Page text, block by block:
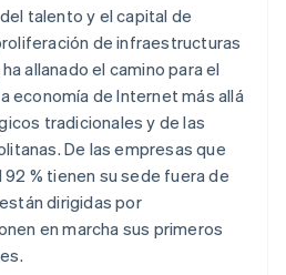
viajes y ocio
y
sin ánimo de
para
de
de código
con ventas
en socio
talento y el capital de
de infraestructuras
allanado el camino para el
economía de Internet más allá
tradicionales y de las
De las empresas que
92 % tienen su sede fuera de
dirigidas por
en marcha sus primeros